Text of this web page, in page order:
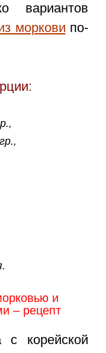
вариантов
моркови по-
и
– рецепт
с корейской